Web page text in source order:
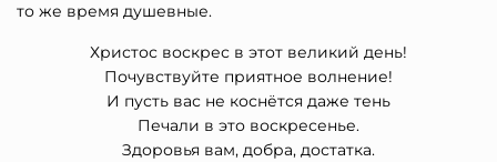
то же время душевные.
Христос воскрес в этот великий день!
Почувствуйте приятное волнение!
И пусть вас не коснётся даже тень
Печали в это воскресенье.
Здоровья вам, добра, достатка.